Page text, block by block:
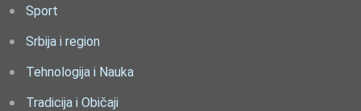
Sport
Srbija i region
Tehnologija i Nauka
Tradicija i Običaji